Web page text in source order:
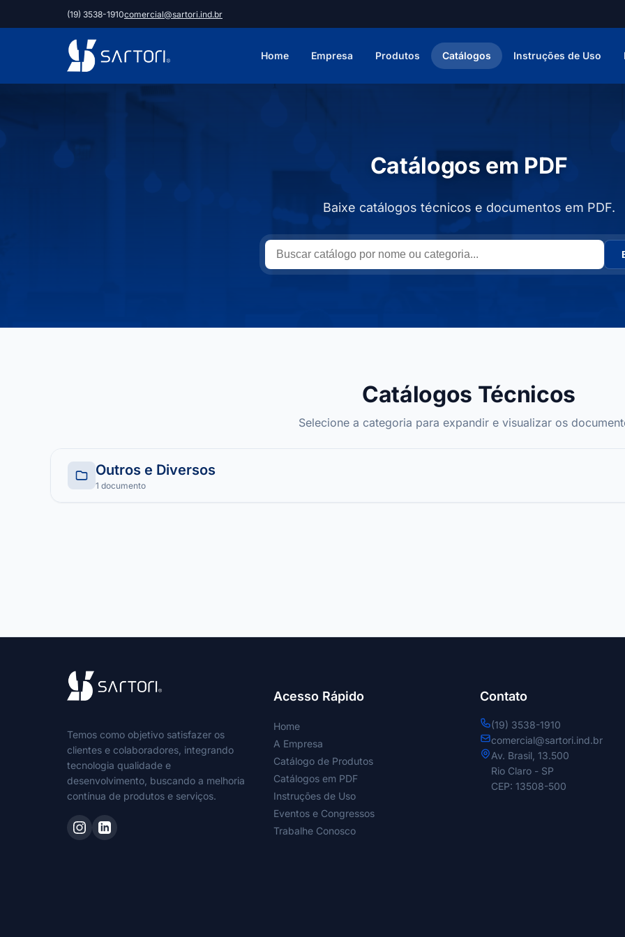
(19) 3538-1910comercial@sartori.ind.br
Home Empresa Produtos Catálogos Instruções de Uso
Catálogos em PDF
Baixe catálogos técnicos e documentos em PDF.
Catálogos Técnicos
Selecione a categoria para expandir e visualizar os
Outros e Diversos
1 documento
Temos como objetivo satisfazer os
clientes e colaboradores, integrando
tecnologia qualidade e
desenvolvimento, buscando a melhoria
contí­nua de produtos e serviços.
Acesso Rápido
Home
A Empresa
Catálogo de Produtos
Catálogos em PDF
Instruções de Uso
Eventos e Congressos
Trabalhe Conosco
Contato
(19) 3538-1910
comercial@sartori.ind.br
Av. Brasil, 13.500
Rio Claro - SP
CEP: 13508-500